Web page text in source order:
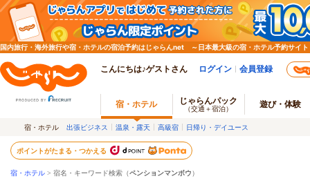
国内旅行・海外旅行や宿・ホテルの宿泊予約はじゃらんnet ～日本最大級の宿・ホテル予約サイト
こんにちは♪ゲストさん ログイン 会員登録
宿・ホテル じゃらんパック
（交通＋宿泊） 遊び・体験
宿・ホテル 出張ビジネス 温泉・露天 高級宿 日帰り・デイユース
ポイントがたまる・つかえる
宿・ホテル > 宿名・キーワード検索（ペンションマンボウ）